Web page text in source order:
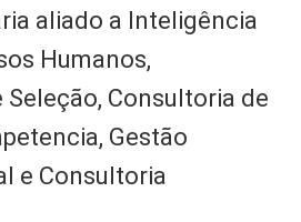
aliado a Inteligência
Humanos,
Seleção, Consultoria de
Gestão
e Consultoria